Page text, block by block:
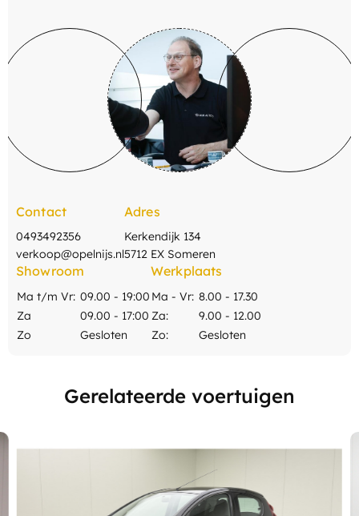
Contact
0493492356
verkoop@opelnijs.nl
Adres
Kerkendijk 134
5712 EX Someren
Showroom
Ma t/m Vr: 09.00 - 19:00
Za
09.00 - 17:00
Zo
Gesloten
Werkplaats
Ma - Vr: 8.00 - 17.30
Za:
9.00 - 12.00
Zo:
Gesloten
Gerelateerde voertuigen